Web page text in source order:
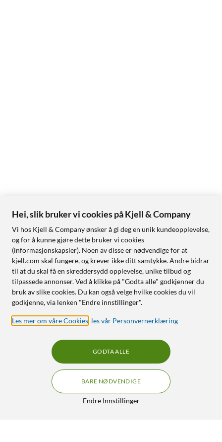
Hei, slik bruker vi cookies på Kjell & Company
Vi hos Kjell & Company ønsker å gi deg en unik kundeopplevelse,
og for å kunne gjøre dette bruker vi cookies
(informasjonskapsler). Noen av disse er nødvendige for at
kjell.com skal fungere, og krever ikke ditt samtykke. Andre bidrar
til at du skal få en skreddersydd opplevelse, unike tilbud og
tilpassede annonser. Ved å klikke på "Godta alle" godkjenner du
bruk av slike cookies. Du kan også velge hvilke cookies du vil
godkjenne, via lenken "Endre innstillinger".
Les mer om våre Cookies les vår Personvernerklæring
Endre Innstillinger
BARE NØDVENDIGE
GODTA ALLE